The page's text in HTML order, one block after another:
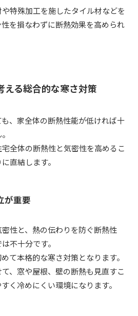
特殊加工を施したタイル材などを
を損なわずに断熱効果を高められ
える総合的な寒さ対策
、家全体の断熱性能が低ければ十
全体の断熱性と気密性を高めるこ
直結します。
が重要
性と、熱の伝わりを防ぐ断熱性
不十分です。
て本格的な寒さ対策となります。
、窓や屋根、壁の断熱も見直すこ
く冷めにくい環境になります。